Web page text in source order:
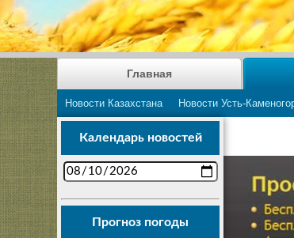
Главная
Новости Казахстана Новости Усть-
Календарь новостей
Прогноз погоды